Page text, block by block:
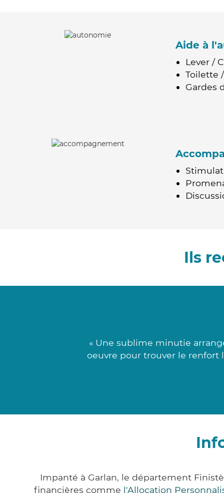
Aide à
Lever /
Toilette
Gardes
Ils
« Une sublime minutie
oeuvre pour trouver le renfort
Impanté à Garlan, le département
financières comme l'Allocation